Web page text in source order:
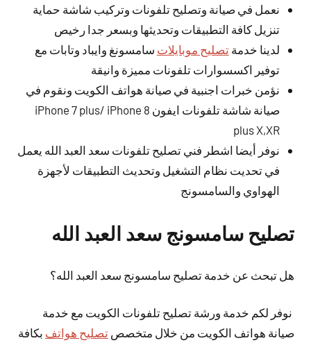
نعمل في صيانة وتصليح تلفونات وتركيب شاشة حماية
تنزيل كافة التطبيقات وتحديثها وبسعر جدا رخيص
لدينا خدمةتصليح موبايلات سامسونغ وايباد وتابات مع
توفير اكسسوارات تلفونات مميزة وانيقة
نؤمن خبرات اجنبية في صيانة هواتف الكويت ونقوم في
صيانة شاشة تلفونات ايفون iPhone 7 plus/ iPhone 8
plus X,XR
نوفر أيضا اشطر فني تصليح تلفونات سعد العبد الله يعمل
في تحديت نظام التشغيل وتحديث التطبيقات لأجهزة
الهواوي والسامسونج
تصليح سامسونج سعد العبد الله
هل تبحث عن خدمة تصليح سامسونج سعد العبد الله؟
نوفر لكم خدمة ورشة تصليح تلفونات الكويت مع خدمة
صيانة هواتف الكويت من خلال متخصص تصليح هواتف بكافة